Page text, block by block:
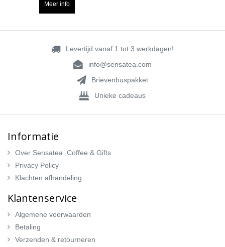
Meer info
Levertijd vanaf 1 tot 3 werkdagen!
info@sensatea.com
Brievenbuspakket
Unieke cadeaus
Informatie
Over Sensatea ,Coffee & Gifts
Privacy Policy
Klachten afhandeling
Klantenservice
Algemene voorwaarden
Betaling
Verzenden & retourneren